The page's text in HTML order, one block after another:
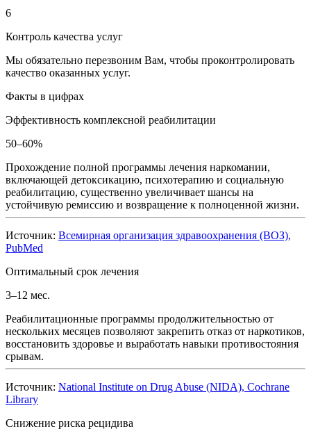
6
Контроль качества услуг
Мы обязательно перезвоним Вам, чтобы проконтролировать
качество оказанных услуг.
Факты в цифрах
Эффективность комплексной реабилитации
50–60%
Прохождение полной программы лечения наркомании,
включающей детоксикацию, психотерапию и социальную
реабилитацию, существенно увеличивает шансы на
устойчивую ремиссию и возвращение к полноценной жизни.
Источник: Всемирная организация здравоохранения (ВОЗ),
PubMed
Оптимальный срок лечения
3–12 мес.
Реабилитационные программы продолжительностью от
нескольких месяцев позволяют закрепить отказ от наркотиков,
восстановить здоровье и выработать навыки противостояния
срывам.
Источник: National Institute on Drug Abuse (NIDA), Cochrane
Library
Снижение риска рецидива